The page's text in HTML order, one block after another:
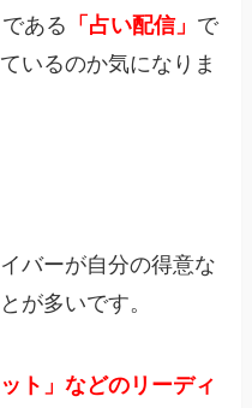
ある 「占い配信」 で
いるのか気になりま
バーが自分の得意な
が多いです。
ト」などのリーディ